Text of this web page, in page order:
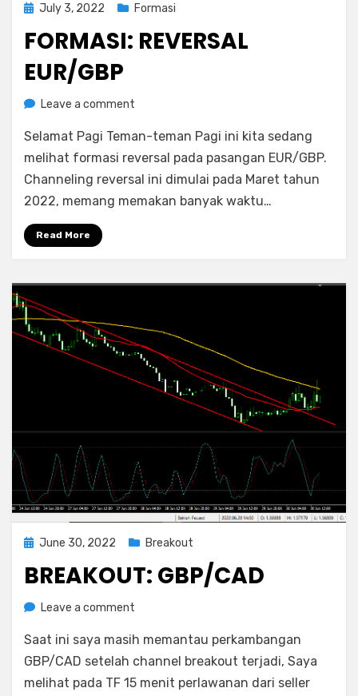
Posted
July 3, 2022 Formasi
FORMASI: REVERSAL
EUR/GBP
byRediyus
Leave a comment
Reversal
EUR/GBP
Selamat Pagi Teman-teman Pagi ini kita sedang
melihat formasi reversal pada pasangan EUR/GBP.
Channeling reversal ini dimulai pada Maret tahun
2022, memang memakan banyak waktu…
Read More
Posted
June 30, 2022 Breakout
BREAKOUT: GBP/CAD
byRediyus
Leave a comment
GBP/CAD
Saat ini saya masih memantau perkambangan
GBP/CAD setelah channel breakout terjadi, Saya
melihat pada TF 15 menit perlawanan dari seller